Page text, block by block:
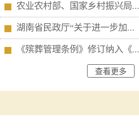
农业农村部、国家乡村振兴局...
湖南省民政厅“关于进一步加...
《殡葬管理条例》修订纳入《...
查看更多